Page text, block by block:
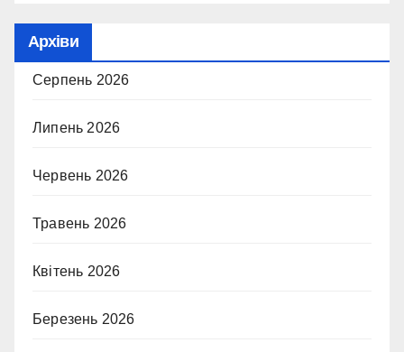
Архіви
Серпень 2026
Липень 2026
Червень 2026
Травень 2026
Квітень 2026
Березень 2026